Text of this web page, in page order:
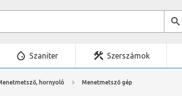
Szaniter Szerszámok
hornyoló Menetmetsző gép